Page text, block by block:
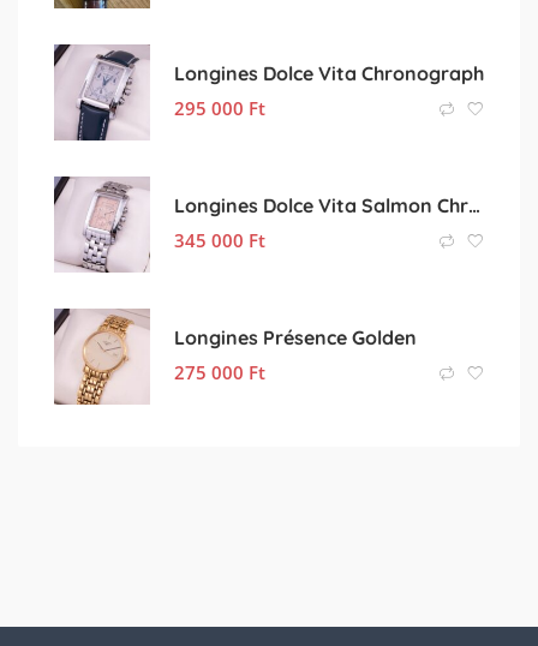
Longines Dolce Vita Chronograph
295 000 Ft
Longines Dolce Vita Salmon Chronograph
345 000 Ft
Longines Présence Golden
275 000 Ft